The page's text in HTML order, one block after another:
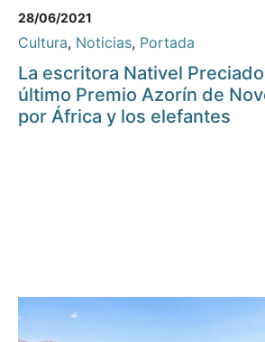
28/06/2021
Cultura, Noticias, Portada
La escritora Nativel
último Premio Azorín de
por África y los elefantes